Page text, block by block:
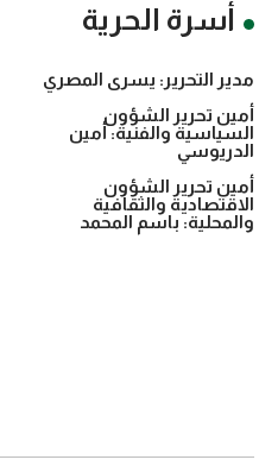
أسرة الحرية
مدير التحرير: يسرى المصري
أمين تحرير الشؤون
السياسية والفنية: أمين
الدريوسي
أمين تحرير الشؤون
الاقتصادية والثقافية
والمحلية: باسم المحمد